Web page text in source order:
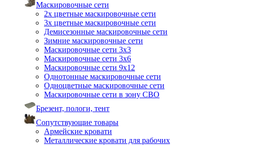
Маскировочные сети
2х цветные маскировочные сети
3х цветные маскировочные сети
Демисезонные маскировочные сети
Зимние маскировочные сети
Маскировочные сети 3х3
Маскировочные сети 3х6
Маскировочные сети 9х12
Однотонные маскировочные сети
Одноцветные маскировочные сети
Маскировочные сети в зону СВО
Брезент, пологи, тент
Сопутствующие товары
Армейские кровати
Металлические кровати для рабочих